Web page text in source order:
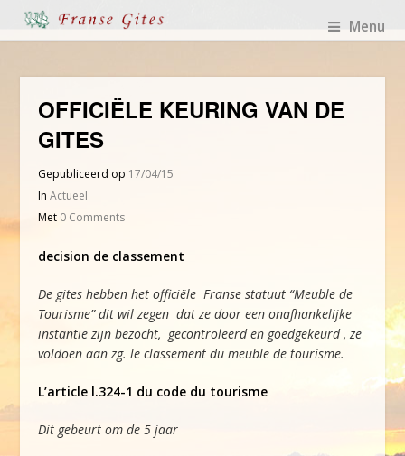
Menu
OFFICIËLE KEURING VAN DE
GITES
Gepubliceerd op 17/04/15
InActueel
Met 0 Comments
decision de classement
De gites hebben het officiële Franse statuut “Meuble de
Tourisme” dit wil zegen dat ze door een onafhankelijke
instantie zijn bezocht, gecontroleerd en goedgekeurd , ze
voldoen aan zg. le classement du meuble de tourisme.
L’article l.324-1 du code du tourisme
Dit gebeurt om de 5 jaar